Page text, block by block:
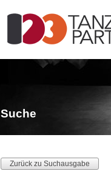
Suche
Zurück zu Suchausgabe